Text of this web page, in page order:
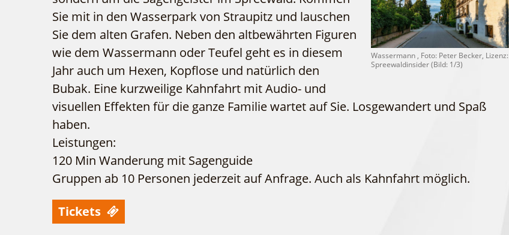
Fahrgastschiff
WFG
Wassermann , Foto: Peter Becker, Lizenz:
Spreewaldinsider (Bild: 1/3)
Sie mit in den Wasserpark von Straupitz und lauschen
Sie dem alten Grafen. Neben den altbewährten Figuren
wie dem Wassermann oder Teufel geht es in diesem
Jahr auch um Hexen, Kopflose und natürlich den
Bubak. Eine kurzweilige Kahnfahrt mit Audio- und
visuellen Effekten für die ganze Familie wartet auf Sie. Losgewandert und Spaß
haben.
Leistungen:
120 Min Wanderung mit Sagenguide
Gruppen ab 10 Personen jederzeit auf Anfrage. Auch als Kahnfahrt möglich.
Tickets